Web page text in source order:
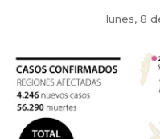
lunes, 8